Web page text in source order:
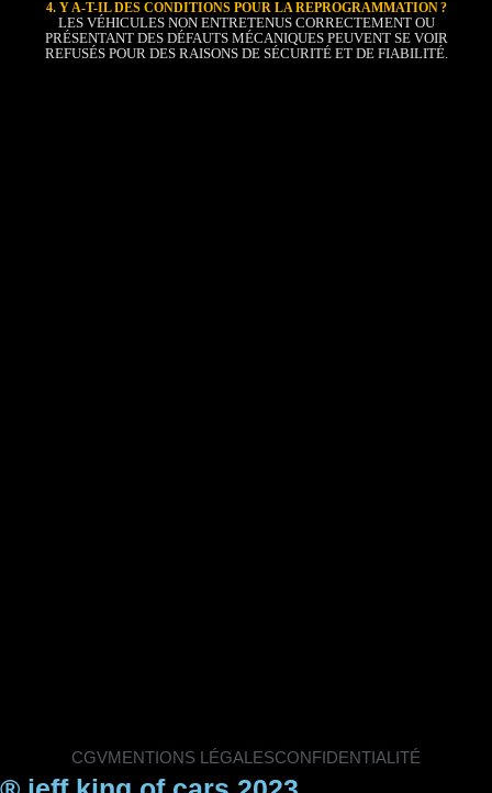
4. Y A-T-IL DES CONDITIONS POUR LA REPROGRAMMATION ?
LES VÉHICULES NON ENTRETENUS CORRECTEMENT OU
PRÉSENTANT DES DÉFAUTS MÉCANIQUES PEUVENT SE VOIR
REFUSÉS POUR DES RAISONS DE SÉCURITÉ ET DE FIABILITÉ.
CGVMENTIONS LÉGALESCONFIDENTIALITÉ